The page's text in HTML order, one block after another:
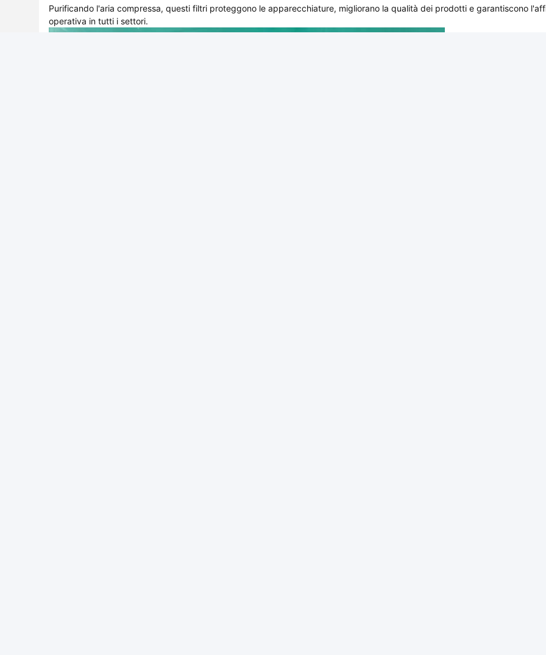
Purificando l'aria compressa, questi filtri proteggono le apparecchiature, migliorano la qualità dei prodotti e garantiscono
operativa in tutti i settori.